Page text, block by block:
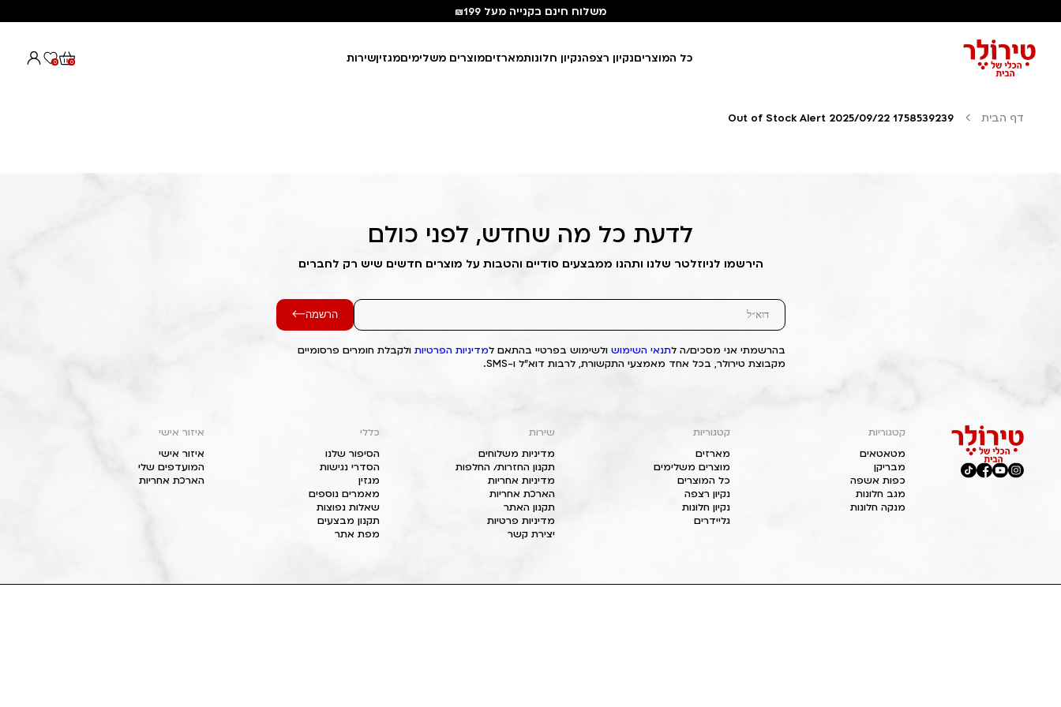
משלוח חינם בקנייה מעל ₪199
כל המוצריםנקיון רצפהנקיון חלונותמארזיםמוצרים משלימיםמגזיןשירות 0
0
דף הבית Out of Stock Alert 2025/09/22 1758539239
לדעת כל מה שחדש, לפני כולם
הירשמו לניוזלטר שלנו ותהנו ממבצעים סודיים והטבות על מוצרים חדשים שיש רק לחברים
הרשמה
בהרשמתי אני מסכים/ה לתנאי השימוש ולשימוש בפרטיי בהתאם למדיניות הפרטיות ולקבלת חומרים פרסומיים
מקבוצת טירולר, בכל אחד מאמצעי התקשורת, לרבות דוא"ל ו-SMS.
קטגוריות
מטאטאים
מבריקן
כפות אשפה
מגב חלונות
מנקה חלונות
קטגוריות
מארזים
מוצרים משלימים
כל המוצרים
נקיון רצפה
נקיון חלונות
גליידרים
שירות
מדיניות משלוחים
תקנון החזרות/ החלפות
מדיניות אחריות
הארכת אחריות
תקנון האתר
מדיניות פרטיות
יצירת קשר
כללי
הסיפור שלנו
הסדרי נגישות
מגזין
מאמרים נוספים
שאלות נפוצות
תקנון מבצעים
מפת אתר
איזור אישי
איזור אישי
המועדפים שלי
הארכת אחריות